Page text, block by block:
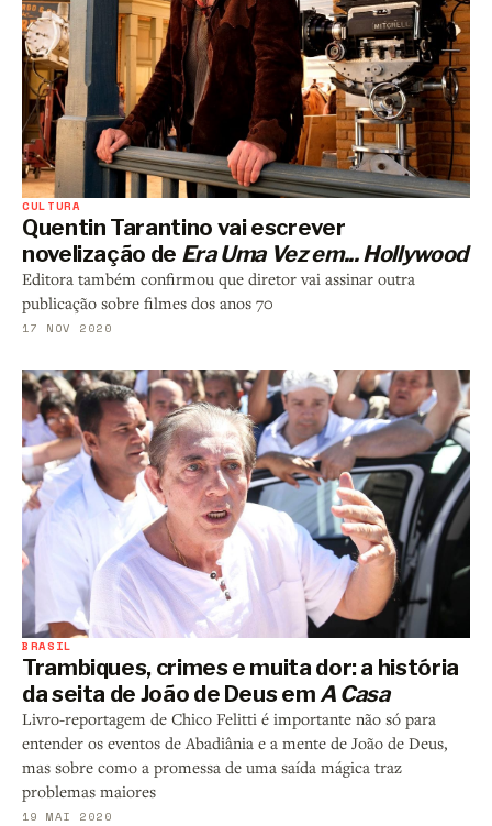
CULTURA
Quentin Tarantino vai escrever
novelização de Era Uma Vez em... Hollywood
Editora também confirmou que diretor vai assinar outra
publicação sobre filmes dos anos 70
17 NOV 2020
BRASIL
Trambiques, crimes e muita dor: a história
da seita de João de Deus emA Casa
Livro-reportagem de Chico Felitti é importante não só para
entender os eventos de Abadiânia e a mente de João de Deus,
mas sobre como a promessa de uma saída mágica traz
problemas maiores
19 MAI 2020